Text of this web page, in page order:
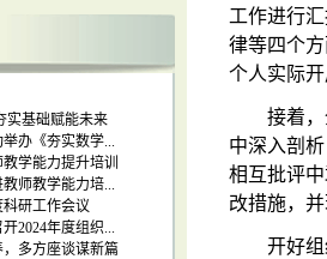
实基础赋能未来
办《夯实数学...
学能力提升培训
师教学能力培...
研工作会议
2024年度组织...
多方座谈谋新篇
工作进行
律等四个
个人实际
接着
中深入剖
相互批评
改措施，
开好